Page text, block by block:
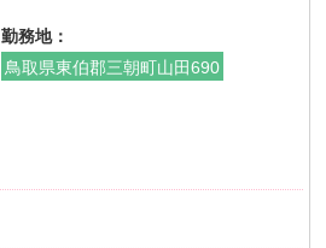
勤務地：
鳥取県東伯郡三朝町山田690